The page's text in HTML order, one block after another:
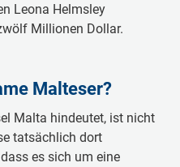
Leona Helmsley
Millionen Dollar.
Malteser?
Malta hindeutet, ist nicht
tatsächlich dort
es sich um eine